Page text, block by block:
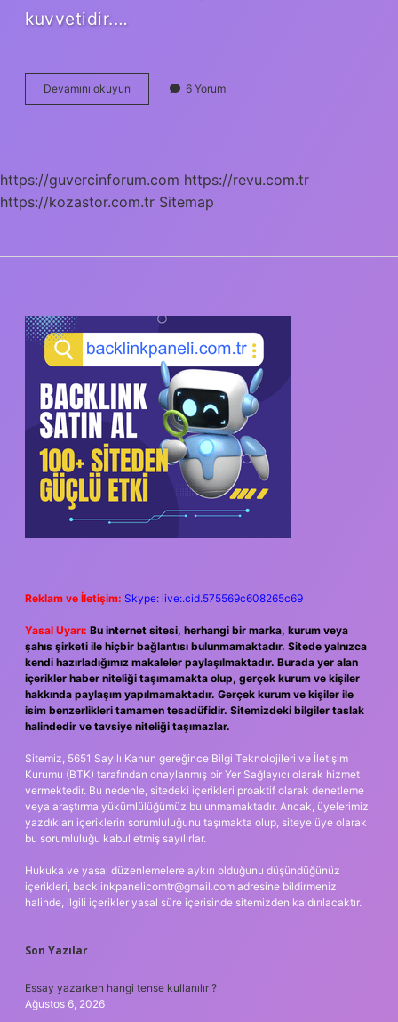
kuvvetidir.…
Devamını okuyun
Çattı
6 Yorum
https://guvercinforum.com https://revu.com.tr
https://kozastor.com.tr Sitemap
SIDEBAR
Reklam ve İletişim: Skype: live:.cid.575569c608265c69
Yasal Uyarı: Bu internet sitesi, herhangi bir marka, kurum veya
şahıs şirketi ile hiçbir bağlantısı bulunmamaktadır. Sitede yalnızca
kendi hazırladığımız makaleler paylaşılmaktadır. Burada yer alan
içerikler haber niteliği taşımamakta olup, gerçek kurum ve kişiler
hakkında paylaşım yapılmamaktadır. Gerçek kurum ve kişiler ile
isim benzerlikleri tamamen tesadüfidir. Sitemizdeki bilgiler taslak
halindedir ve tavsiye niteliği taşımazlar.
Sitemiz, 5651 Sayılı Kanun gereğince Bilgi Teknolojileri ve İletişim
Kurumu (BTK) tarafından onaylanmış bir Yer Sağlayıcı olarak hizmet
vermektedir. Bu nedenle, sitedeki içerikleri proaktif olarak denetleme
veya araştırma yükümlülüğümüz bulunmamaktadır. Ancak, üyelerimiz
yazdıkları içeriklerin sorumluluğunu taşımakta olup, siteye üye olarak
bu sorumluluğu kabul etmiş sayılırlar.
Hukuka ve yasal düzenlemelere aykırı olduğunu düşündüğünüz
içerikleri, backlinkpanelicomtr@gmail.com adresine bildirmeniz
halinde, ilgili içerikler yasal süre içerisinde sitemizden kaldırılacaktır.
Son Yazılar
Essay yazarken hangi tense kullanılır ?
Ağustos 6, 2026